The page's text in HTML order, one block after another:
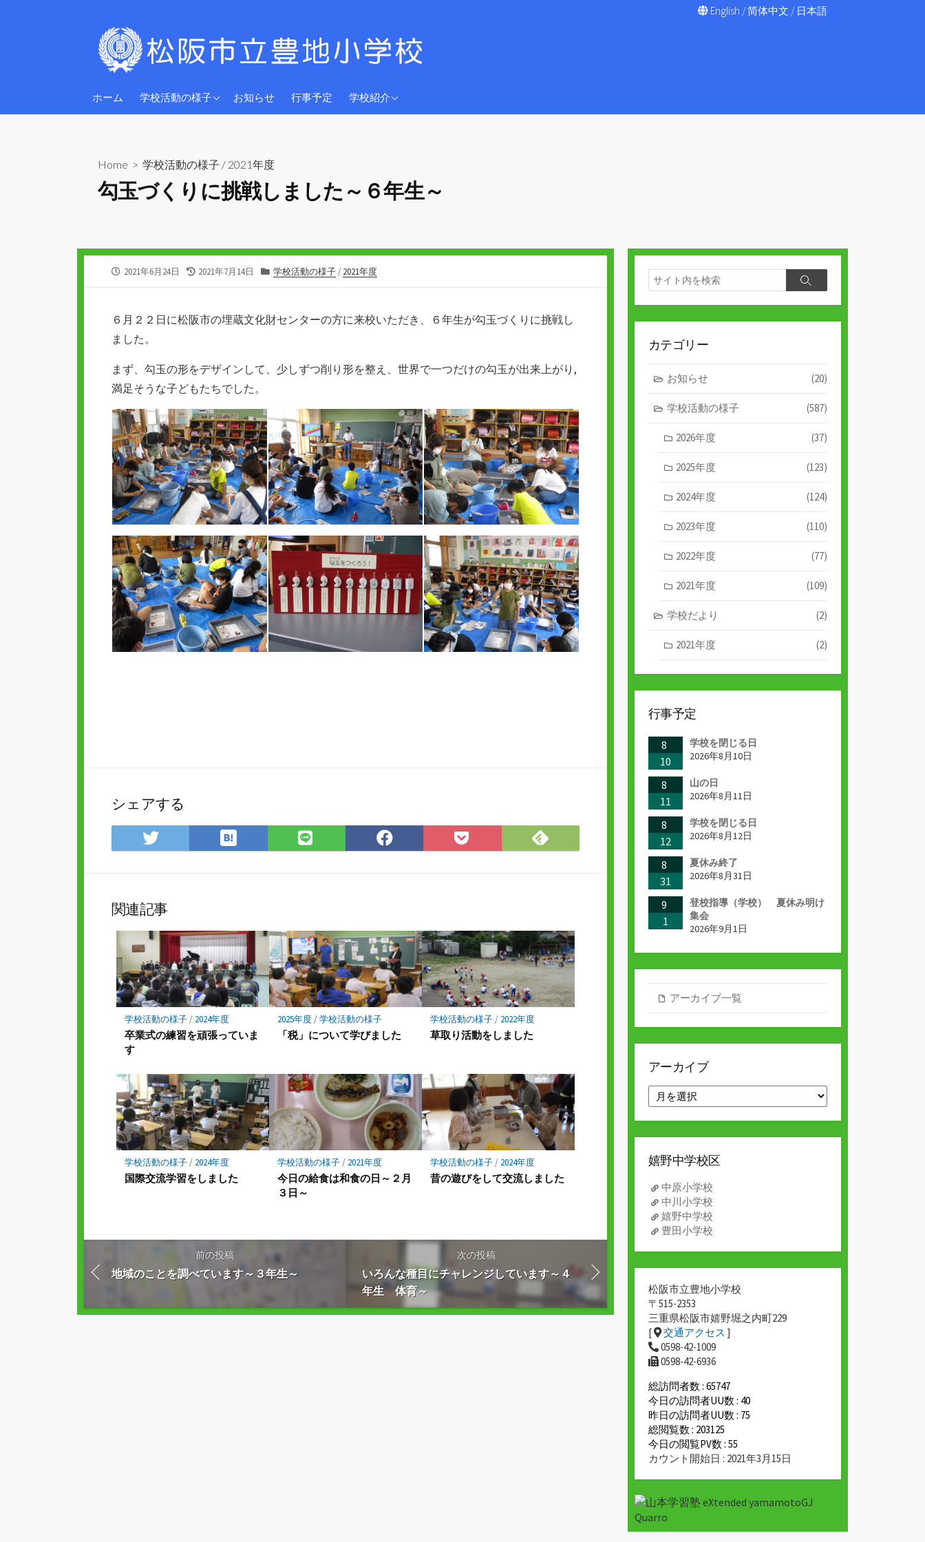
ス
English /简体中文 / 日本語
ホーム 学校活動の様子
2026年度
お知らせ 行事予定 学校紹介
学校教育目標
グレースちゃん
Home > 学校活動の様子 / 2021年度
勾玉づくりに挑戦しました～６年生～
公
2021年6月24日
最
新
日
2021年7月14日
カ
ー
学校活動の様子/2021年度
６月２２日に松阪市の埋蔵文化財センターの方に来校いただき、６年生が勾玉づくりに挑戦し
ました。
まず、勾玉の形をデザインして、少しずつ削り形を整え、世界で一つだけの勾玉が出来上がり,
満足そうな子どもたちでした。
シェアする
Twitter
で
ア
は
て
マ
ー
ク
に
保
LINE
で
Facebook
で
Pocket
に
Feedly
で
関連記事
学校活動の様子/ 2024年度
卒業式の練習を頑張っていま
す
2025年度/学校活動の様子
「税」について学びました
学校活動の様子/ 2022年度
草取り活動をしました
学校活動の様子/ 2024年度
国際交流学習をしました
学校活動の様子/ 2021年度
今日の給食は和食の日～２月
３日～
学校活動の様子/ 2024年度
昔の遊びをして交流しました
前の投稿
地域のことを調べています～３年生～
次の投稿
いろんな種目にチャレンジしています～４
年生 体育～
検
索
検
カテゴリー
お知らせ (20)
学校活動の様子 (587)
2026年度 (37)
2025年度 (123)
2024年度 (124)
2023年度 (110)
2022年度 (77)
2021年度 (109)
学校だより (2)
2021年度 (2)
行事予定
8
10
学校を閉じる日
2026年8月10日
8
11
山の日
2026年8月11日
8
12
学校を閉じる日
2026年8月12日
8
31
夏休み終了
2026年8月31日
9
1
登校指導（学校） 夏休み明け
集会
2026年9月1日
アーカイブ一覧
アーカイブ
ー
カ
イ
嬉野中学校区
中原小学校
中川小学校
嬉野中学校
豊田小学校
松阪市立豊地小学校
〒515-2353
三重県松阪市嬉野堀之内町229
[
交通アクセス ]
0598-42-1009
0598-42-6936
総訪問者数 : 65747
今日の訪問者UU数 : 40
昨日の訪問者UU数 : 75
総閲覧数 : 203125
今日の閲覧PV数 : 55
カウント開始日 : 2021年3月15日